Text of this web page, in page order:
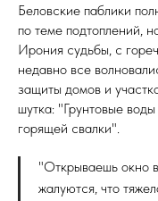
Беловские паблики
по теме подтоплений,
Ирония судьбы, с
недавно все
защиты домов и
шутка: "Грунтовые
горящей свалки".
"Открываешь окно
жалуются, что